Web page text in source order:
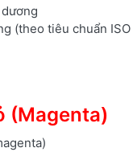
(theo tiêu chuẩn ISO
(Magenta)